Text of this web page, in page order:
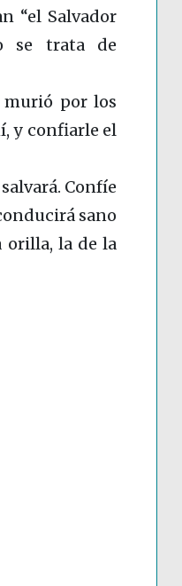
“el Salvador
se trata de
murió por los
y confiarle el
Confíe
sano
orilla, la de la